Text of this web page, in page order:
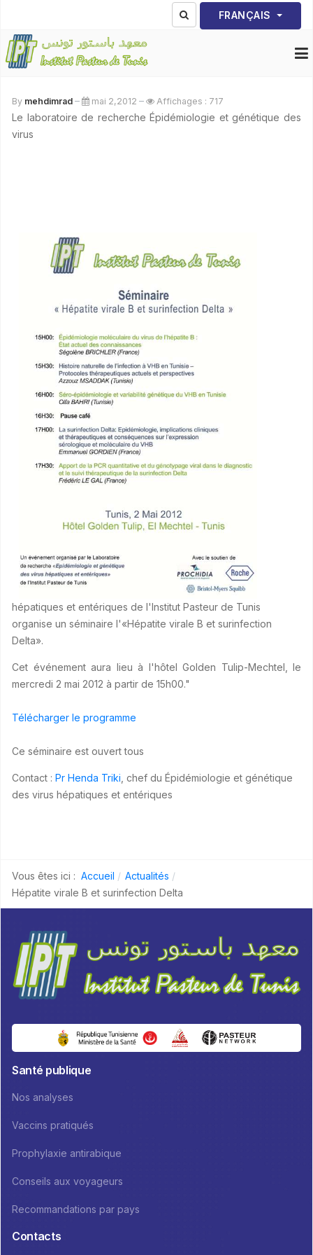
Sélectionnez votre
FRANÇAIS
By mehdimrad mai 2,2012 Affichages : 717
Le laboratoire de recherche Épidémiologie et génétique des
virus
hépatiques et entériques de l'Institut Pasteur de Tunis
organise un séminaire l'«Hépatite virale B et surinfection
Delta».
Cet événement aura lieu à l'hôtel Golden Tulip-Mechtel, le
mercredi 2 mai 2012 à partir de 15h00."
Télécharger le programme
Ce séminaire est ouvert tous
Contact : Pr Henda Triki , chef du Épidémiologie et génétique
des virus hépatiques et entériques
Vous êtes ici : Accueil
Actualités
Hépatite virale B et surinfection Delta
Santé publique
Nos analyses
Vaccins pratiqués
Prophylaxie antirabique
Conseils aux voyageurs
Recommandations par pays
Contacts